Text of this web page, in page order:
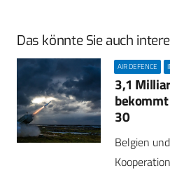
Das könnte Sie auch
AIR DEFENCE
3,1
bekommt
30
Belgien